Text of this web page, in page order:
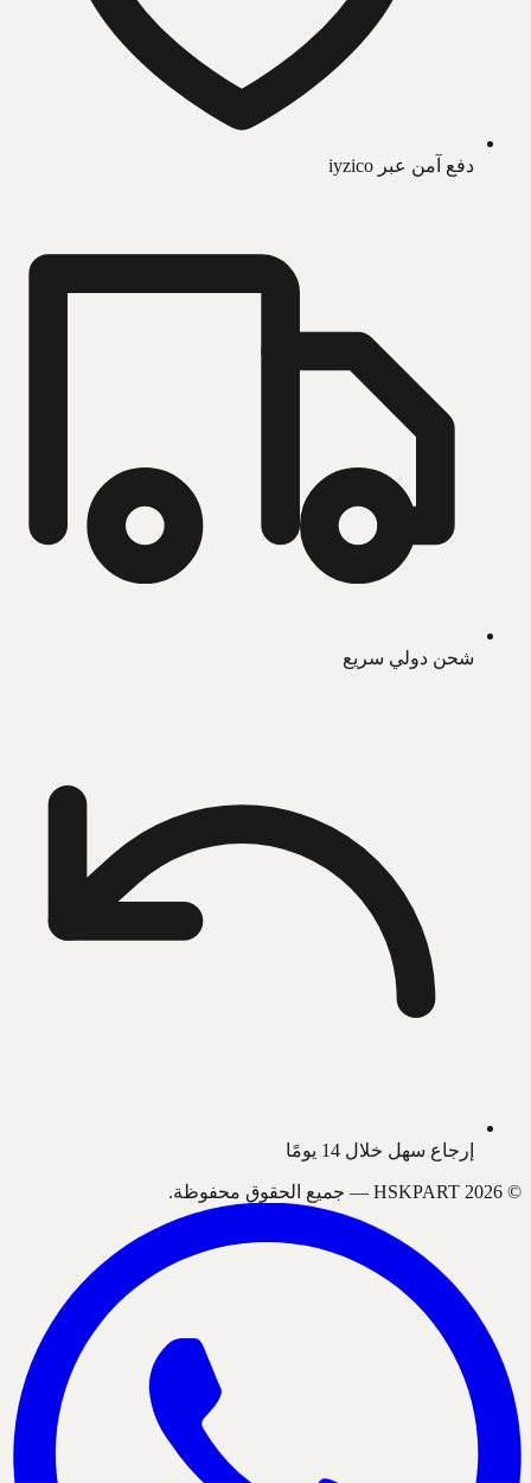
دفع آمن عبر iyzico
شحن دولي سريع
إرجاع سهل خلال 14 يومًا
©
2026 جميع الحقوق محفوظة.